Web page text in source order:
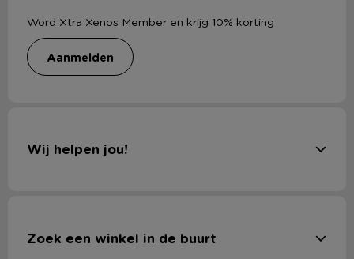
Word Xtra Xenos Member en krijg 10% korting
aanmelden
Wij helpen jou!
Zoek een winkel in de buurt